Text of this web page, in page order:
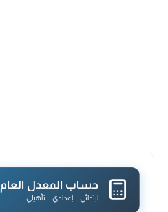
حساب المعدل العام
ابتدائي - إعدادي - تأهيلي